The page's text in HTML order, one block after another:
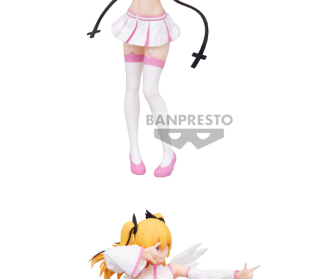
每筆NT$65，滿NT$1,300(含以上)免運費
每筆NT$65，滿NT$1,300(含以上)免運費
每筆NT$65，滿NT$1,300(含以上)免運費
宅配-離島(澎湖/金門/馬祖)-木棉花樂園專用
黑貓宅配-貨到付款